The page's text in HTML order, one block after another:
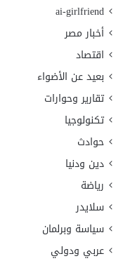
ai-girlfriend
أخبار مصر
اقتصاد
بعيد عن الأضواء
تقارير وحوارات
تكنولوجيا
حوادث
دين ودنيا
رياضة
سلايدر
سياسة وبرلمان
عربي ودولي